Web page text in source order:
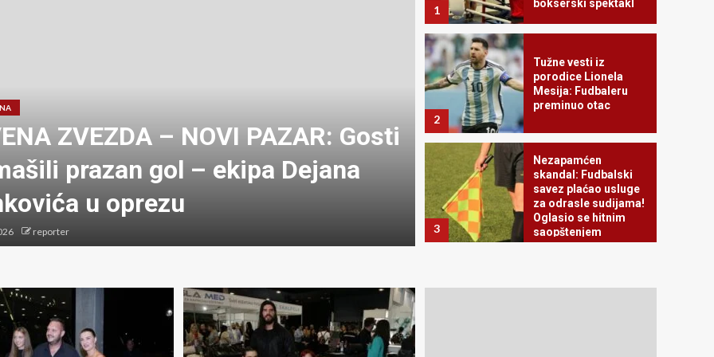
ZVEZDA – NOVI PAZAR: Gosti
prazan gol – ekipa Dejana
u oprezu
reporter
VESTI DANA
LUKA VILDOZA
Jednom izjavom je
navijače Crvene zvezde
08/08/2026 reporter
1
bokserski spektakl
2
Tužne vesti iz
porodice Lionela
Mesija: Fudbaleru
preminuo otac
3
Nezapamćen
skandal: Fudbalski
savez plaćao usluge
za odrasle sudijama!
Oglasio se hitnim
saopštenjem
produžio ugovor sa